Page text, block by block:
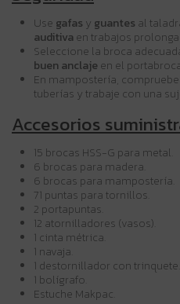
Use gafas y guantes al
auditiva en trabajos
Seleccione la broca
buen anclaje en el
En mampostería,
tuberías y trabaje con una
Accesorios
15 brocas HSS-G para metal.
6 brocas para madera.
6 brocas para mampostería.
71 puntas para tornillos.
2 portapuntas.
12 atornilladores (vasos).
1 cinta métrica.
1 navaja.
1 destornillador con trinquete.
1 bolígrafo.
Estuche Makpac.